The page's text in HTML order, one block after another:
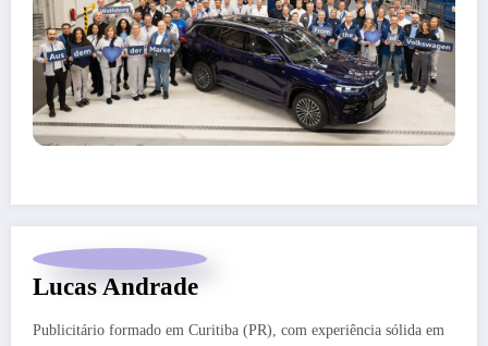
Lucas Andrade
Publicitário formado em Curitiba (PR), com experiência sólida em